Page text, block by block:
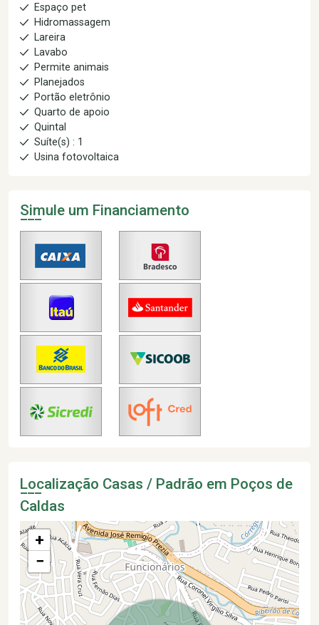
Espaço pet
Hidromassagem
Lareira
Lavabo
Permite animais
Planejados
Portão eletrônio
Quarto de apoio
Quintal
Suíte(s) : 1
Usina fotovoltaica
Simule um Financiamento
Localização Casas / Padrão em Poços de
Caldas
+
−